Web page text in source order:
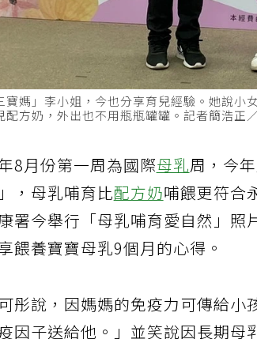
寶媽」李小姐，今也分享育兒經驗。她說小
配方奶，外出也不用瓶瓶罐罐。記者簡浩正
8月份第一周為國際母乳周，今
，母乳哺育比配方奶哺餵更符合
署今舉行「母乳哺育愛自然」
餵養寶寶母乳9個月的心得。
彤說，因媽媽的免疫力可傳給